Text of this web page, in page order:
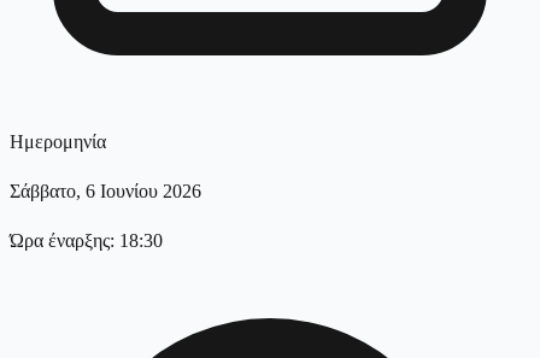
Ημερομηνία
Σάββατο, 6 Ιουνίου 2026
Ώρα έναρξης: 18:30